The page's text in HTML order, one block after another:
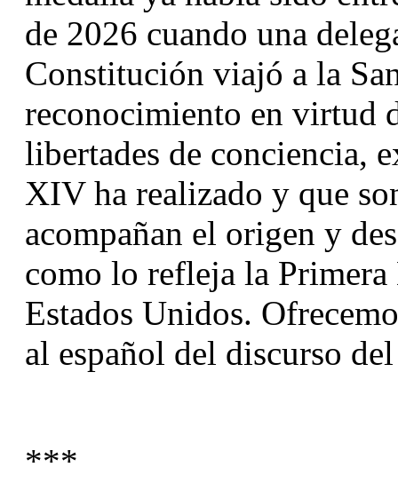
de 2026 cuando una
Constitución viajó a la
reconocimiento en virtud
libertades de conciencia,
XIV ha realizado y que
acompañan el origen y
como lo refleja la
Estados Unidos.
al español del discurso
***